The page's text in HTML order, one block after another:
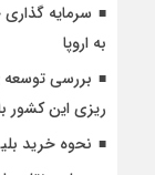
سرمایه
به اروپا
بررسی توسعه
ریزی این کشور
نحوه خرید